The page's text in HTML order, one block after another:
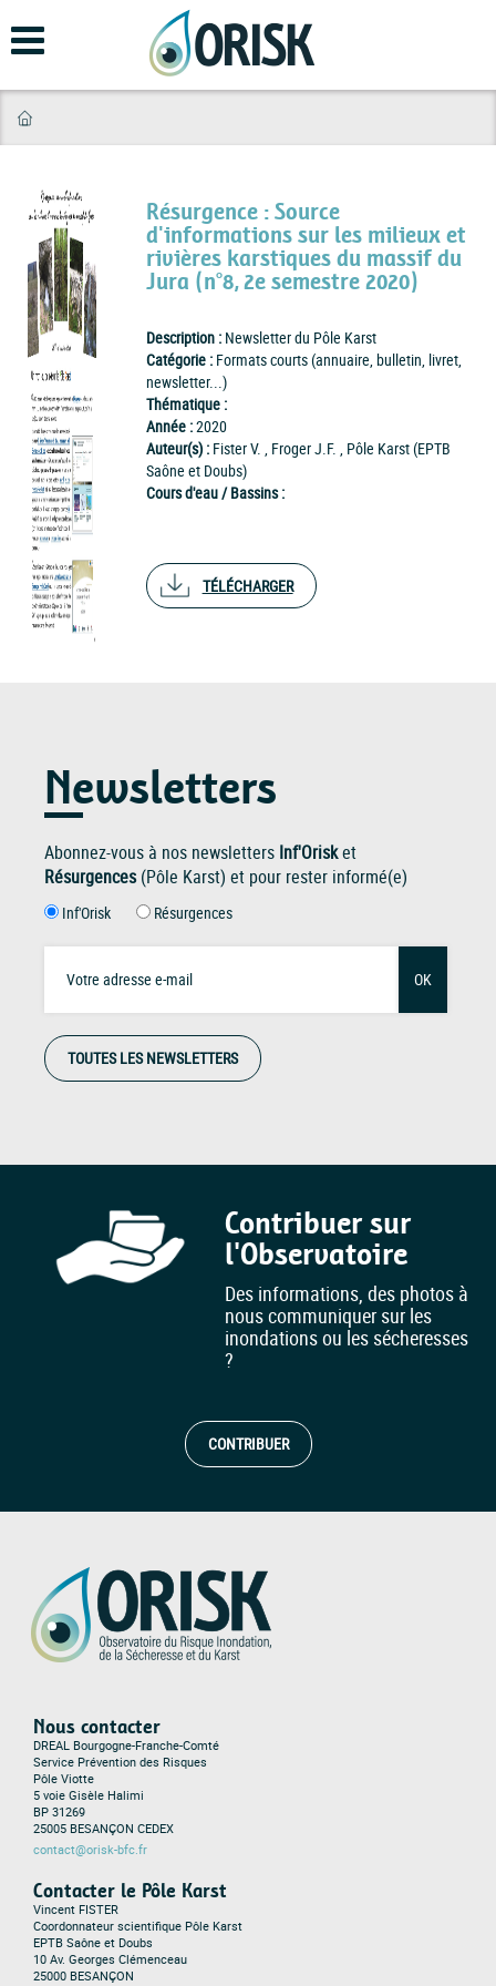
au
contenu
Résurgence : Source
d'informations sur les milieux et
rivières karstiques du massif du
Jura (n°8, 2e semestre 2020)
Description : Newsletter du Pôle Karst
Catégorie : Formats courts (annuaire, bulletin, livret,
newsletter...)
Thématique :
Année :2020
Auteur(s) : Fister V. , Froger J.F. , Pôle Karst (EPTB
Saône et Doubs)
Cours d'eau / Bassins :
TÉLÉCHARGER
Newsletters
Abonnez-vous à nos newsletters Inf'Orisket
Résurgences(Pôle Karst) et pour rester informé(e)
Inf'Orisk Résurgences
OK
TOUTES LES NEWSLETTERS
Contribuer sur
l'Observatoire
Des informations, des photos à
nous communiquer sur les
inondations ou les sécheresses
?
CONTRIBUER
Nous contacter
DREAL Bourgogne-Franche-Comté
Service Prévention des Risques
Pôle Viotte
5 voie Gisèle Halimi
BP 31269
25005 BESANÇON CEDEX
contact@orisk-bfc.fr
Contacter le Pôle Karst
Vincent FISTER
Coordonnateur scientifique Pôle Karst
EPTB Saône et Doubs
10 Av. Georges Clémenceau
25000 BESANÇON